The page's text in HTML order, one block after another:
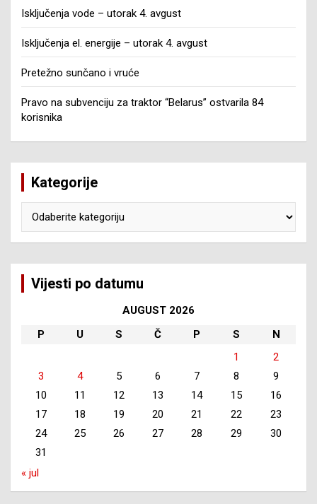
Isključenja vode – utorak 4. avgust
Isključenja el. energije – utorak 4. avgust
Pretežno sunčano i vruće
Pravo na subvenciju za traktor “Belarus” ostvarila 84
korisnika
Kategorije
Vijesti po datumu
AUGUST 2026
P
U S Č P S
N
1
2
3
4 5 6 7 8
9
10
11 12 13 14 15
16
17
18 19 20 21 22
23
24
25 26 27 28 29
30
31
« jul